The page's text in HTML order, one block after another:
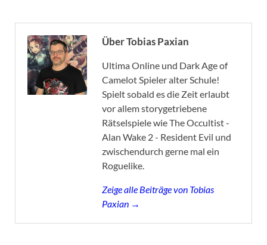
Über Tobias Paxian
Ultima Online und Dark Age of
Camelot Spieler alter Schule!
Spielt sobald es die Zeit erlaubt
vor allem storygetriebene
Rätselspiele wie The Occultist -
Alan Wake 2 - Resident Evil und
zwischendurch gerne mal ein
Roguelike.
Zeige alle Beiträge von Tobias
Paxian →